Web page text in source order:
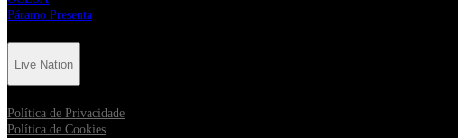
Páramo Presenta
Live Nation
Política de Privacidade
Política de Cookies